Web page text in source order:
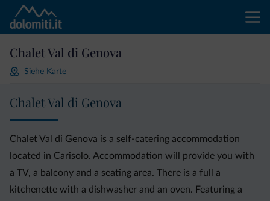
Chalet Val di Genova
Siehe Karte
Chalet Val di Genova
Chalet Val di Genova is a self-catering accommodation
located in Carisolo. Accommodation will provide you with
a TV, a balcony and a seating area. There is a full a
kitchenette with a dishwasher and an oven. Featuring a